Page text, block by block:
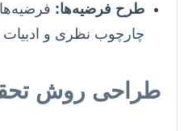
طرح فرضیه‌ها:
چارچوب نظری و ادبیات
طراحی روش